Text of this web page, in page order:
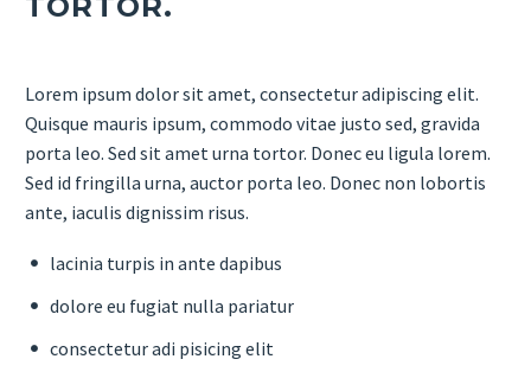
Lorem ipsum dolor sit amet, consectetur adipiscing elit.
Quisque mauris ipsum, commodo vitae justo sed, gravida
porta leo. Sed sit amet urna tortor. Donec eu ligula lorem.
Sed id fringilla urna, auctor porta leo. Donec non lobortis
ante, iaculis dignissim risus.
lacinia turpis in ante dapibus
dolore eu fugiat nulla pariatur
consectetur adi pisicing elit